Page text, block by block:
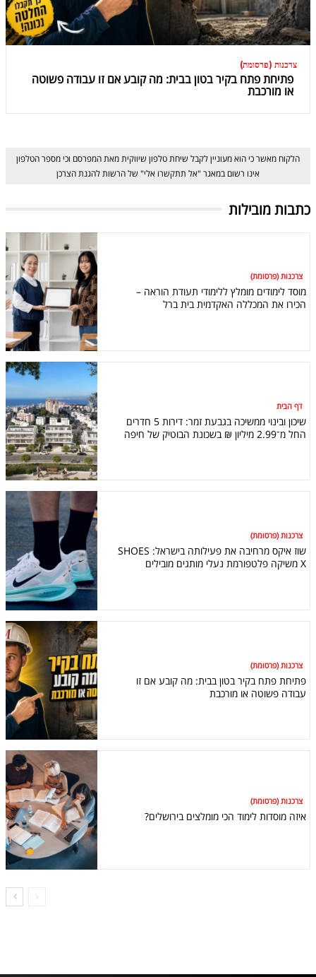
צרכנות (פרסומת)
פתיחת פתח בקיר בטון בבית: מה קובע אם זו עבודה פשוטה
או מורכבת
הלקוח מאשר כי הוא מעוניין לקבל שיחת טלפון שיווקית מאת המפרסם וכי מספר הטלפון
אינו רשום במאגר "אל תתקשרו אלי" של הרשות להגנת הצרכן
כתבות מובילות
צרכנות (פרסומת)
מוסד לימודים מומלץ ללימודי תעודת הוראה –
הכירו את המכללה האקדמית בית ברל
דף הבית
שיכון ובינוי ממשיכה בגבעת זמר: דירות 5 חדרים
החל מ־2.99 מיליון ₪ בשכונת הבוטיק של חיפה
צרכנות (פרסומת)
שוז איקס מרחיבה את פעילותה בישראל: SHOES
X משיקה פלטפורמת נעלי מותגים מובילים
צרכנות (פרסומת)
פתיחת פתח בקיר בטון בבית: מה קובע אם זו
עבודה פשוטה או מורכבת
צרכנות (פרסומת)
איזה מוסדות לימוד הכי מומלצים בירושלים?